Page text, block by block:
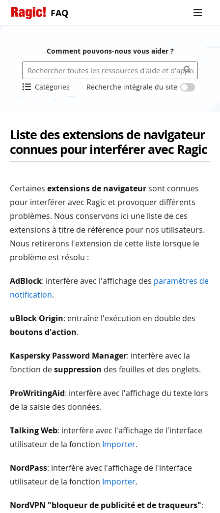
FAQ
Comment pouvons-nous vous aider ?
Catégories Recherche intégrale du site
Liste des extensions de navigateur
connues pour interférer avec Ragic
Certaines extensions de navigateursont connues
pour interférer avec Ragic et provoquer différents
problèmes. Nous conservons ici une liste de ces
extensions à titre de référence pour nos utilisateurs.
Nous retirerons l'extension de cette liste lorsque le
problème est résolu :
AdBlock: interfère avec l'affichage des paramètres de
notification.
uBlock Origin: entraîne l'exécution en double des
boutons d'action.
Kaspersky Password Manager: interfère avec la
fonction desuppression des feuilles et des onglets.
ProWritingAid: interfère avec l'affichage du texte lors
de la saisie des données.
Talking Web: interfère avec l'affichage de l'interface
utilisateur de la fonction Importer.
NordPass: interfère avec l'affichage de l'interface
utilisateur de la fonction Importer.
NordVPN "bloqueur de publicité et de traqueurs":